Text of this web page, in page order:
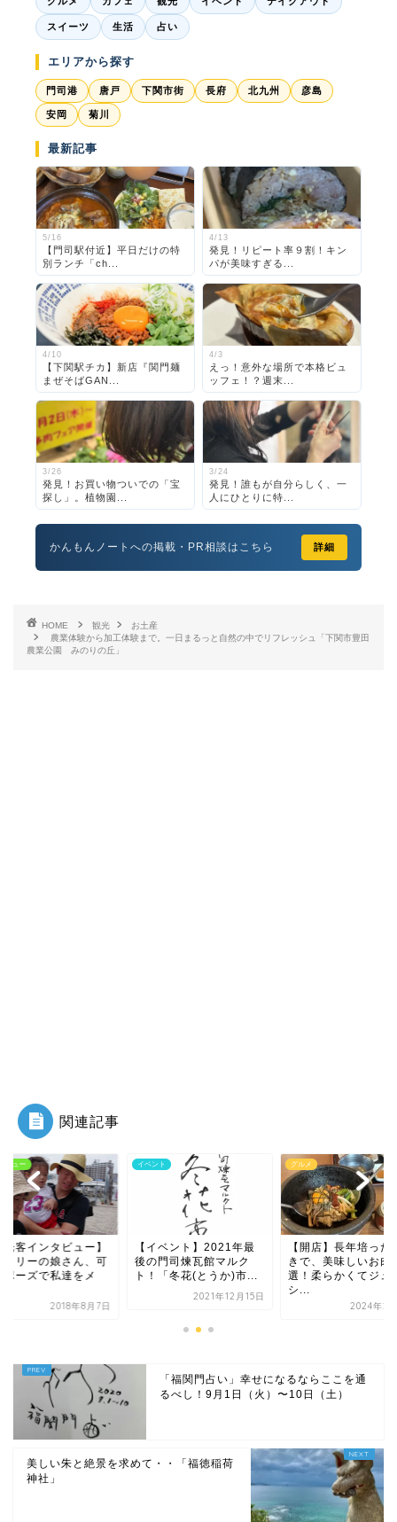
スイーツ 生活 占い
エリアから探す
門司港 唐戸 下関市街 長府 北九州 彦島
安岡 菊川
最新記事
5/16
【門司駅付近】平日だけの特
別ランチ「ch...
4/13
発見！リピート率９割！キン
パが美味すぎる...
4/10
【下関駅チカ】新店『関門麺
まぜそばGAN...
4/3
えっ！意外な場所で本格ビュ
ッフェ！？週末...
3/26
発見！お買い物ついでの「宝
探し」。植物園...
3/24
発見！誰もが自分らしく、一
人にひとりに特...
かんもんノートへの掲載・PR相談はこちら 詳細
HOME 観光
お土産
農業体験から加工体験まで。一日まるっと自然の中でリフレッシュ「下関市豊田
農業公園 みのりの丘」
関連記事
ベント】2021年最
門司煉瓦館マルク
「冬花(とうか)市...
グルメ
【開店】長年培った目利
きで、美味しいお肉を厳
選！柔らかくてジュー
インタビュー
【観光客インタビュ
ファミリーの娘さん
愛いポーズで私達を
ロ...
2018年8
「福関門占い」幸せになるならここを通
るべし！9月1日（火）〜10日（土）
美しい朱と絶景を求めて・・「福徳稲荷
神社」